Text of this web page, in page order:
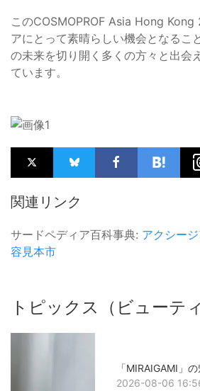
このCOSMOPROF Asia Hong
アにとって素晴らしい機会となるこ
の未来を切り開く多くの方々と出会
ています。
関連リンク
サードペディア百科事典: アクシー
容見本市
トピックス（ビューティ
「MIRAIGAMI」
2026-08-06